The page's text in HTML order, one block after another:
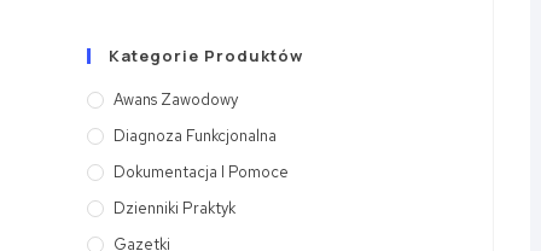
Kategorie Produktów
Awans Zawodowy
Diagnoza Funkcjonalna
Dokumentacja I Pomoce
Dzienniki Praktyk
Gazetki